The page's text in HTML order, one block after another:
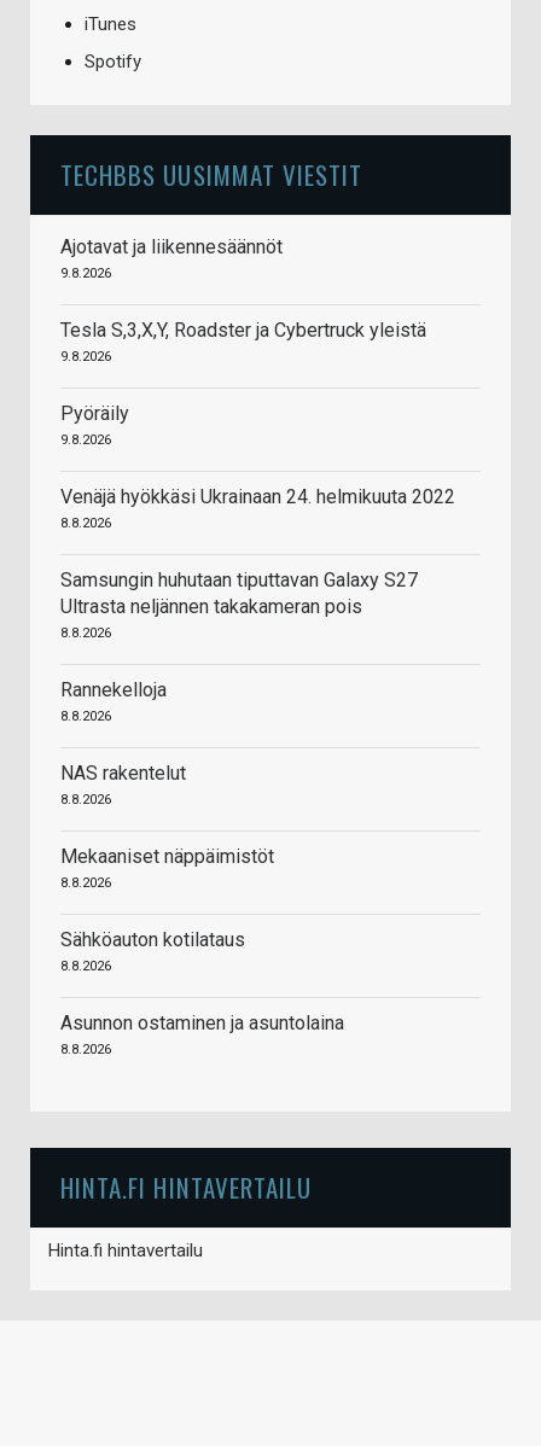
iTunes
Spotify
TECHBBS UUSIMMAT VIESTIT
Ajotavat ja liikennesäännöt
9.8.2026
Tesla S,3,X,Y, Roadster ja Cybertruck yleistä
9.8.2026
Pyöräily
9.8.2026
Venäjä hyökkäsi Ukrainaan 24. helmikuuta 2022
8.8.2026
Samsungin huhutaan tiputtavan Galaxy S27
Ultrasta neljännen takakameran pois
8.8.2026
Rannekelloja
8.8.2026
NAS rakentelut
8.8.2026
Mekaaniset näppäimistöt
8.8.2026
Sähköauton kotilataus
8.8.2026
Asunnon ostaminen ja asuntolaina
8.8.2026
HINTA.FI HINTAVERTAILU
Hinta.fi hintavertailu